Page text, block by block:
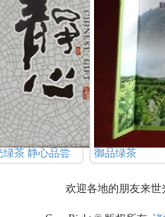
绿茶 静心品尝 御品绿茶
欢迎各地的朋友来世